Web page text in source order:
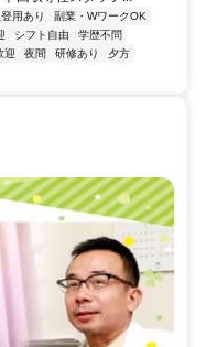
用あり
副業・WワークOK
シフト自由
学歴不問
迎 夜間 研修あり
夕方